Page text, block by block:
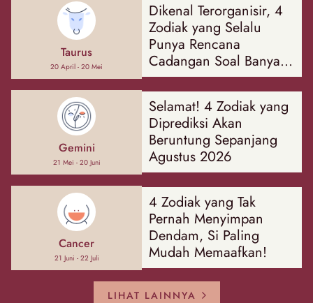
Taurus
20 April - 20 Mei
Dikenal Terorganisir, 4
Zodiak yang Selalu
Punya Rencana
Cadangan Soal Banyak
Hal
Gemini
21 Mei - 20 Juni
Selamat! 4 Zodiak yang
Diprediksi Akan
Beruntung Sepanjang
Agustus 2026
Cancer
21 Juni - 22 Juli
4 Zodiak yang Tak
Pernah Menyimpan
Dendam, Si Paling
Mudah Memaafkan!
LIHAT LAINNYA